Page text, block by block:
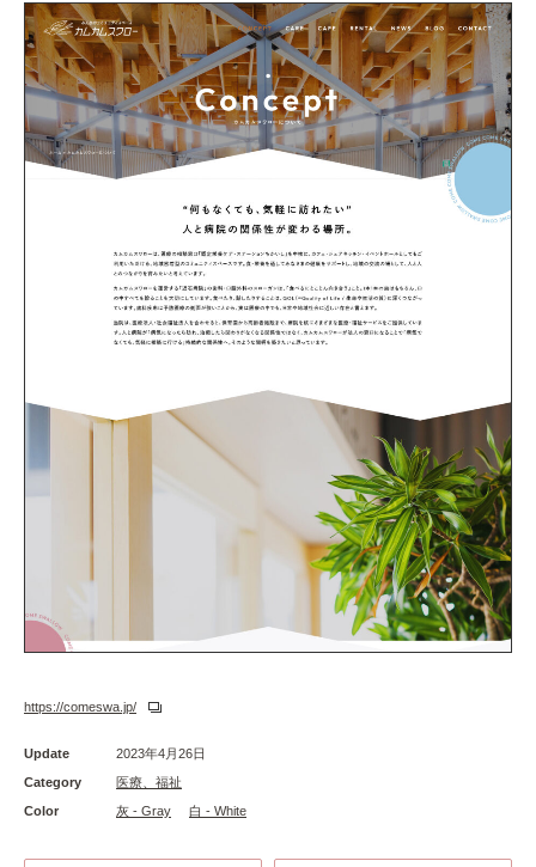
https://comeswa.jp/
Update
2023年4月26日
Category
医療、福祉
Color
灰 - Gray 白 - White